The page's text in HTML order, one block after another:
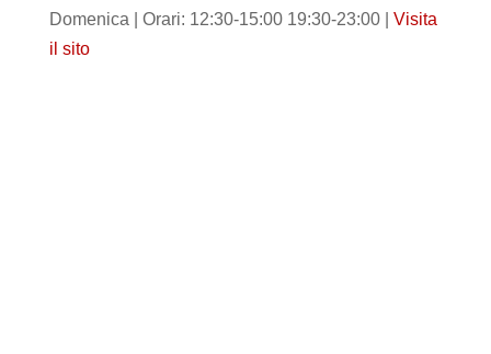
Domenica | Orari: 12:30-15:00 19:30-23:00 | Visita
il sito